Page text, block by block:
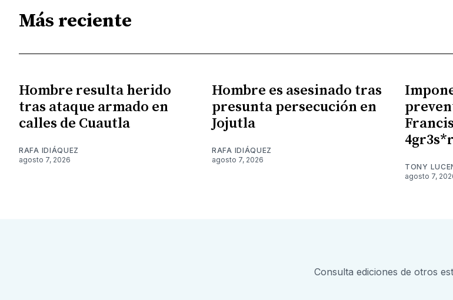
Más reciente
Hombre resulta herido
tras ataque armado en
calles de Cuautla
RAFA IDIÁQUEZ
agosto 7, 2026
Hombre es asesinado tras
presunta persecución en
Jojutla
RAFA IDIÁQUEZ
agosto 7, 2026
TONY
agosto 7,
Consulta ediciones de otros